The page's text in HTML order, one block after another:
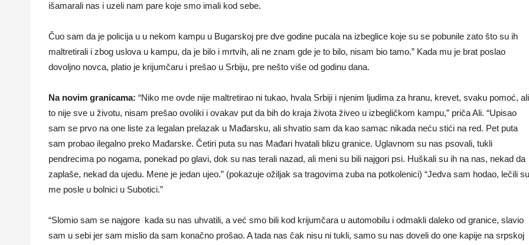
išamarali nas i uzeli nam pare koje smo imali kod sebe.
Čuo sam da je policija u u nekom kampu u Bugarskoj pre dve godine pucala na izbeglice koje su se pobunile zato što su ih
maltretirali i zbog uslova u kampu, da je bilo i mrtvih, ali ne znam gde je to bilo, nisam bio tamo.” Kada mu je brat poslao
dovoljno novca, platio je krijumčaru i prešao u Srbiju, pre nešto više od godinu dana.
Na novim granicama: “Niko me ovde nije maltretirao ni tukao, hvala Srbiji i njenim ljudima za hranu, krevet, svaku pomoć, ali
to nije sve u životu, nisam prešao ovoliki i ovakav put da bih do kraja života živeo u izbegličkom kampu,” priča Ali. “Upisao
sam se prvo na one liste za legalan prelazak u Mađarsku, ali shvatio sam da kao samac nikada neću stići na red. Pet puta
sam probao ilegalno preko Mađarske. Četiri puta su nas Mađari hvatali blizu granice. Uglavnom su nas psovali, tukli
pendrecima po nogama, ponekad po glavi, dok su nas terali nazad, ali meni su bili najgori psi. Huškali su ih na nas, nekad da
zaplaše, nekad da ujedu. Mene je jedan ujeo.” (pokazuje ožiljak sa tragovima zuba na potkolenici) “Jedva sam hodao, lečili su
me posle u bolnici u Subotici.”
“Slomio sam se najgore kada su nas uhvatili, a već smo bili kod krijumčara u automobilu i odmakli daleko od granice, slavio
sam u sebi jer sam mislio da sam konačno prošao. A tada nas čak nisu ni tukli, samo su nas doveli do one kapije na srpskoj